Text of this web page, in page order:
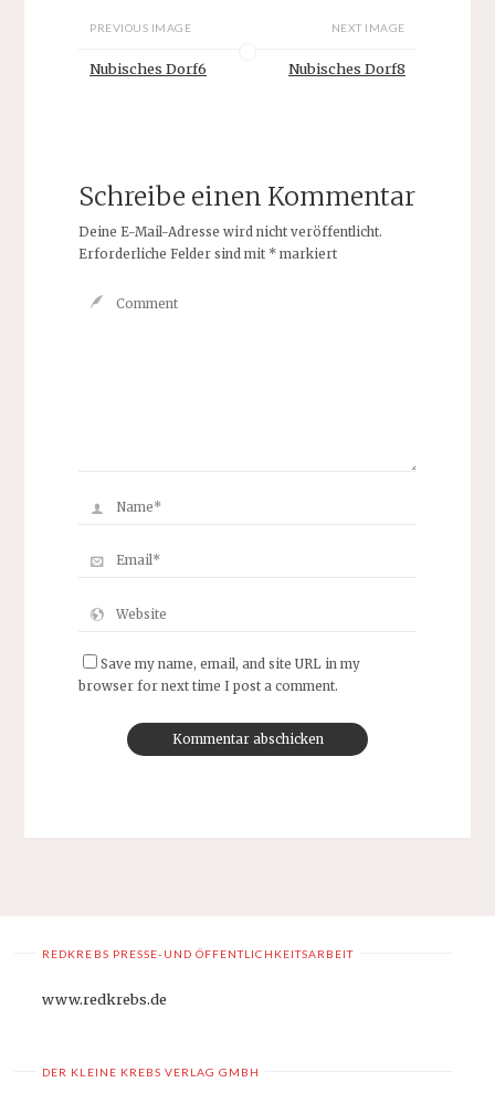
PREVIOUS IMAGE
Nubisches Dorf6
NEXT IMAGE
Nubisches Dorf8
Schreibe einen Kommentar
Deine E-Mail-Adresse wird nicht veröffentlicht.
Erforderliche Felder sind mit *markiert
Save my name, email, and site URL in my
browser for next time I post a comment.
REDKREBS PRESSE-UND ÖFFENTLICHKEITSARBEIT
www.redkrebs.de
DER KLEINE KREBS VERLAG GMBH